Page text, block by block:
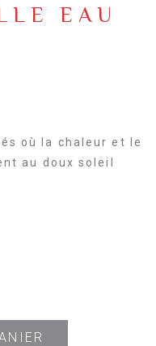
EAU
où la chaleur et le
au doux soleil